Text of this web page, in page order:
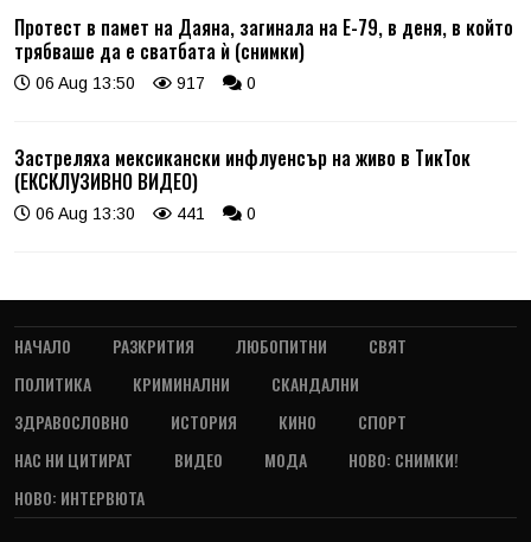
Протест в памет на Даяна, загинала на Е-79, в деня, в който
трябваше да е сватбата ѝ (снимки)
06 Aug 13:50 917 0
Застреляха мексикански инфлуенсър на живо в ТикТок
(ЕКСКЛУЗИВНО ВИДЕО)
06 Aug 13:30 441 0
НАЧАЛО РАЗКРИТИЯ ЛЮБОПИТНИ
СВЯТ
ПОЛИТИКА
КРИМИНАЛНИ
СКАНДАЛНИ
ЗДРАВОСЛОВНО
ИСТОРИЯ КИНО
СПОРТ
НАС НИ ЦИТИРАТ
ВИДЕО МОДА
НОВО: СНИМКИ!
НОВО: ИНТЕРВЮТА